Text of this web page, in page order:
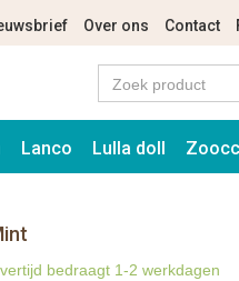
Over ons Contact
Lanco Lulla doll
bedraagt 1-2 werkdagen